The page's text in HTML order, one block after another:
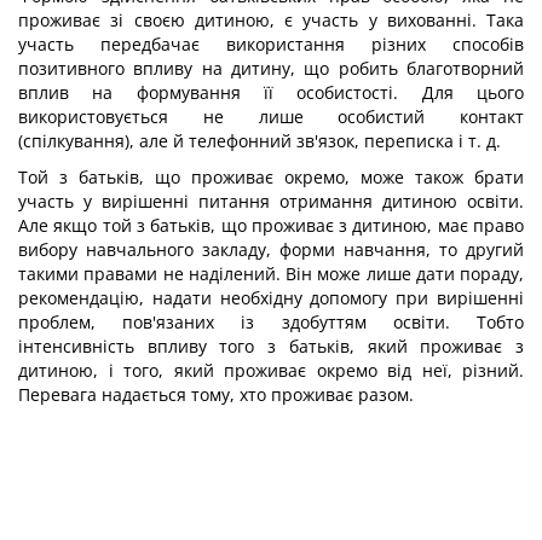
проживає зі своєю дитиною, є участь у вихованні. Така
участь передбачає використання різних способів
позитивного впливу на дитину, що робить благотворний
вплив на формування її особистості. Для цього
використовується не лише особистий контакт
(спілкування), але й телефонний зв'язок, переписка і т. д.
Той з батьків, що проживає окремо, може також брати
участь у вирішенні питання отримання дитиною освіти.
Але якщо той з батьків, що проживає з дитиною, має право
вибору навчального закладу, форми навчання, то другий
такими правами не наділений. Він може лише дати пораду,
рекомендацію, надати необхідну допомогу при вирішенні
проблем, пов'язаних із здобуттям освіти. Тобто
інтенсивність впливу того з батьків, який проживає з
дитиною, і того, який проживає окремо від неї, різний.
Перевага надається тому, хто проживає разом.